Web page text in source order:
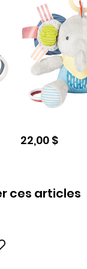
Prix de solde
22,00 $
ces articles